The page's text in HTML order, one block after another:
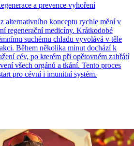
a prevence vyhoření
alternativního konceptu rychle mění v
regenerační medicíny. Krátkodobé
suchému chladu vyvolává v těle
Během několika minut dochází k
cév, po kterém při opětovném zahřátí
všech orgánů a tkání. Tento proces
pro cévní i imunitní systém.